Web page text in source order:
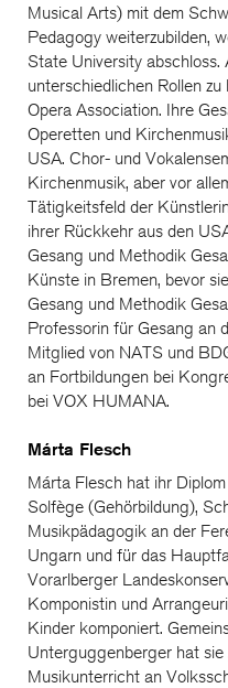
Musical Arts) mit dem
Pedagogy weiterzubilden,
State University
unterschiedlichen Rollen
Opera Association. Ihre
Operetten und
USA. Chor- und
Kirchenmusik, aber vor
Tätigkeitsfeld der
ihrer Rückkehr aus den
Gesang und Methodik
Künste in Bremen, bevor
Gesang und Methodik
Professorin für Gesang an
Mitglied von NATS und
an Fortbildungen bei
bei VOX HUMANA.
Márta Flesch
Márta Flesch hat ihr
Solfège (Gehörbildung),
Musikpädagogik an der
Ungarn und für das
Vorarlberger
Komponistin und
Kinder komponiert.
Unterguggenberger hat sie
Musikunterricht an